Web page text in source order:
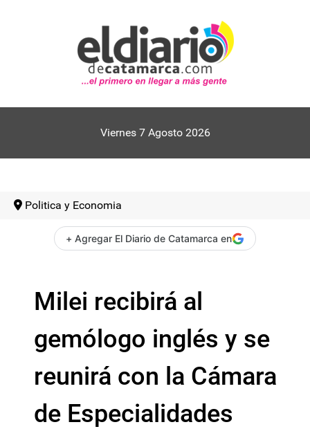
Viernes 7 Agosto 2026
Politica y Economia
+ Agregar El Diario de Catamarca en
Milei recibirá al
gemólogo inglés y se
reunirá con la Cámara
de Especialidades